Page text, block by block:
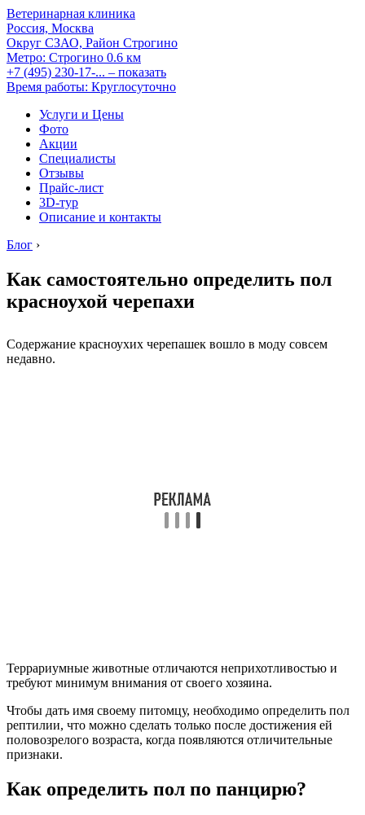
Ветеринарная клиника
Россия, Москва
Округ СЗАО, Район Строгино
Метро: Строгино 0.6 км
+7 (495) 230-17-... – показать
Время работы: Круглосуточно
Услуги и Цены
Фото
Акции
Специалисты
Отзывы
Прайс-лист
3D-тур
Описание и контакты
Блог ›
Как самостоятельно определить пол
красноухой черепахи
Содержание красноухих черепашек вошло в моду совсем
недавно.
Террариумные животные отличаются неприхотливостью и
требуют минимум внимания от своего хозяина.
Чтобы дать имя своему питомцу, необходимо определить пол
рептилии, что можно сделать только после достижения ей
половозрелого возраста, когда появляются отличительные
признаки.
Как определить пол по панцирю?